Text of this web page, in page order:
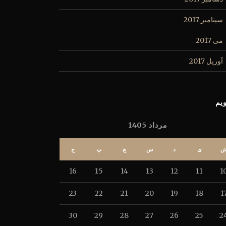
سپتامبر 2017
می 2017
آوریل 2017
مرداد 1405
ی د س چ پ ج
11
12
13
14
15
16
18
19
20
21
22
23
25
26
27
28
29
30